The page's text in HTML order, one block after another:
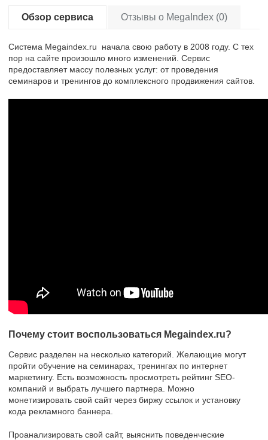
Обзор сервиса Отзывы о MegaIndex (0)
Система Megaindex.ru начала свою работу в 2008 году. С тех
пор на сайте произошло много изменений. Сервис
предоставляет массу полезных услуг: от проведения
семинаров и тренингов до комплексного продвижения сайтов.
Почему стоит воспользоваться Megaindex.ru?
Сервис разделен на несколько категорий. Желающие могут
пройти обучение на семинарах, тренингах по интернет
маркетингу. Есть возможность просмотреть рейтинг SEO-
компаний и выбрать лучшего партнера. Можно
монетизировать свой сайт через биржу ссылок и установку
кода рекламного баннера.
Проанализировать свой сайт, выяснить поведенческие